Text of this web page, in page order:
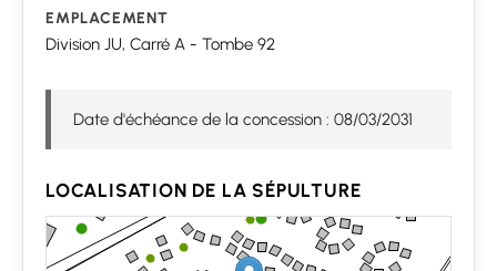
EMPLACEMENT
Division JU, Carré A - Tombe 92
Date d'échéance de la concession : 08/03/2031
LOCALISATION DE LA SÉPULTURE